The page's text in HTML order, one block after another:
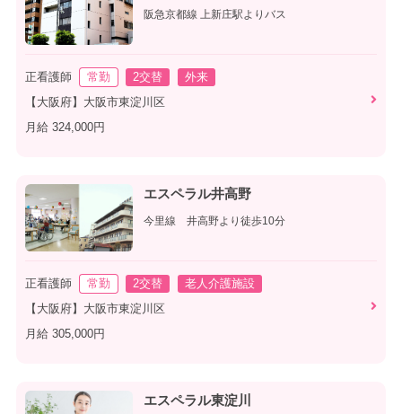
阪急京都線 上新庄駅よりバス
正看護師 常勤 2交替
外来
【大阪府】大阪市東淀川区
月給 324,000円
エスペラル井高野
今里線 井高野より徒歩10分
正看護師 常勤 2交替
老人介護施設
【大阪府】大阪市東淀川区
月給 305,000円
エスペラル東淀川